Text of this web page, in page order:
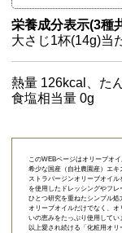
栄養成分表示(3種
大さじ1杯(14g)当
熱量 126kcal、た
食塩相当量 0g
このWEBページはオリーブオ
希少な国産（自社農園産）エ
ストラバージンオリーブオイ
を使用したドレッシングやフ
ひとつ研究を重ねたシンプル処
オリーブオイルだけでなく、
いの恵みをたっぷり使用して
以上愛され続ける「 化粧用オリ